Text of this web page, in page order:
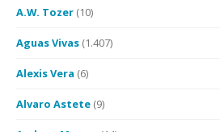
A.W. Tozer (10)
Aguas Vivas (1.407)
Alexis Vera (6)
Alvaro Astete (9)